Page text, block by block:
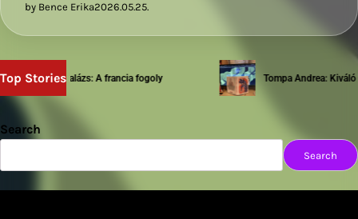
by Bence Erika2026.05.25.
Top Stories
Sziwery Balázs: A francia fogoly Tompa Andrea: Kiváló
Search
Search